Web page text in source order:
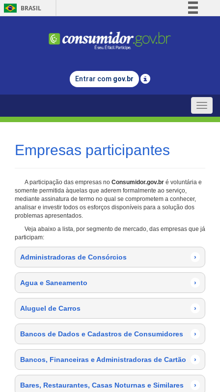
BRASIL
Comunica BR
Legislação
Entrar com gov.br
Toggle
Empresas participantes
A participação das empresas no Consumidor.gov.br é voluntária e
somente permitida àquelas que aderem formalmente ao serviço,
mediante assinatura de termo no qual se comprometem a conhecer,
analisar e investir todos os esforços disponíveis para a solução dos
problemas apresentados.
Veja abaixo a lista, por segmento de mercado, das empresas que já
participam:
Administradoras de Consórcios ›
Agua e Saneamento ›
Aluguel de Carros ›
Bancos de Dados e Cadastros de Consumidores ›
Bancos, Financeiras e Administradoras de Cartão ›
Bares, Restaurantes, Casas Noturnas e Similares ›